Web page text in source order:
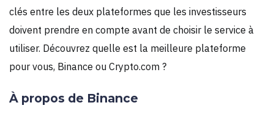
clés entre les deux plateformes que les investisseurs
doivent prendre en compte avant de choisir le service à
utiliser. Découvrez quelle est la meilleure plateforme
pour vous, Binance ou Crypto.com ?
À propos de Binance